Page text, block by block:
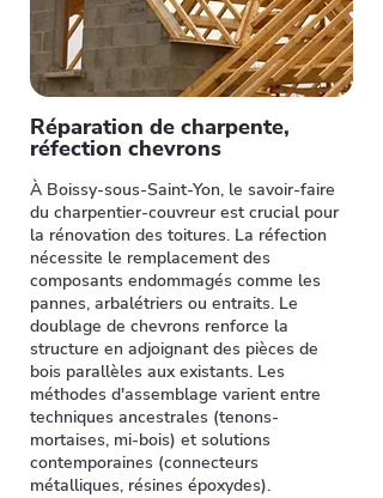
Réparation de charpente,
réfection chevrons
À Boissy-sous-Saint-Yon, le savoir-faire
du charpentier-couvreur est crucial pour
la rénovation des toitures. La réfection
nécessite le remplacement des
composants endommagés comme les
pannes, arbalétriers ou entraits. Le
doublage de chevrons renforce la
structure en adjoignant des pièces de
bois parallèles aux existants. Les
méthodes d'assemblage varient entre
techniques ancestrales (tenons-
mortaises, mi-bois) et solutions
contemporaines (connecteurs
métalliques, résines époxydes).